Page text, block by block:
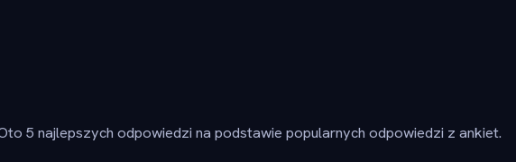
5 najlepszych odpowiedzi na podstawie popularnych odpowiedzi z ankiet.